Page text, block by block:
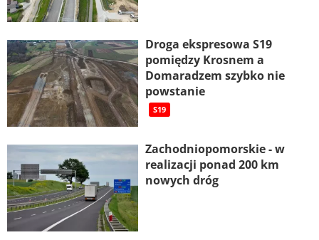
Droga ekspresowa S19
pomiędzy Krosnem a
Domaradzem szybko nie
powstanie
S19
Zachodniopomorskie - w
realizacji ponad 200 km
nowych dróg